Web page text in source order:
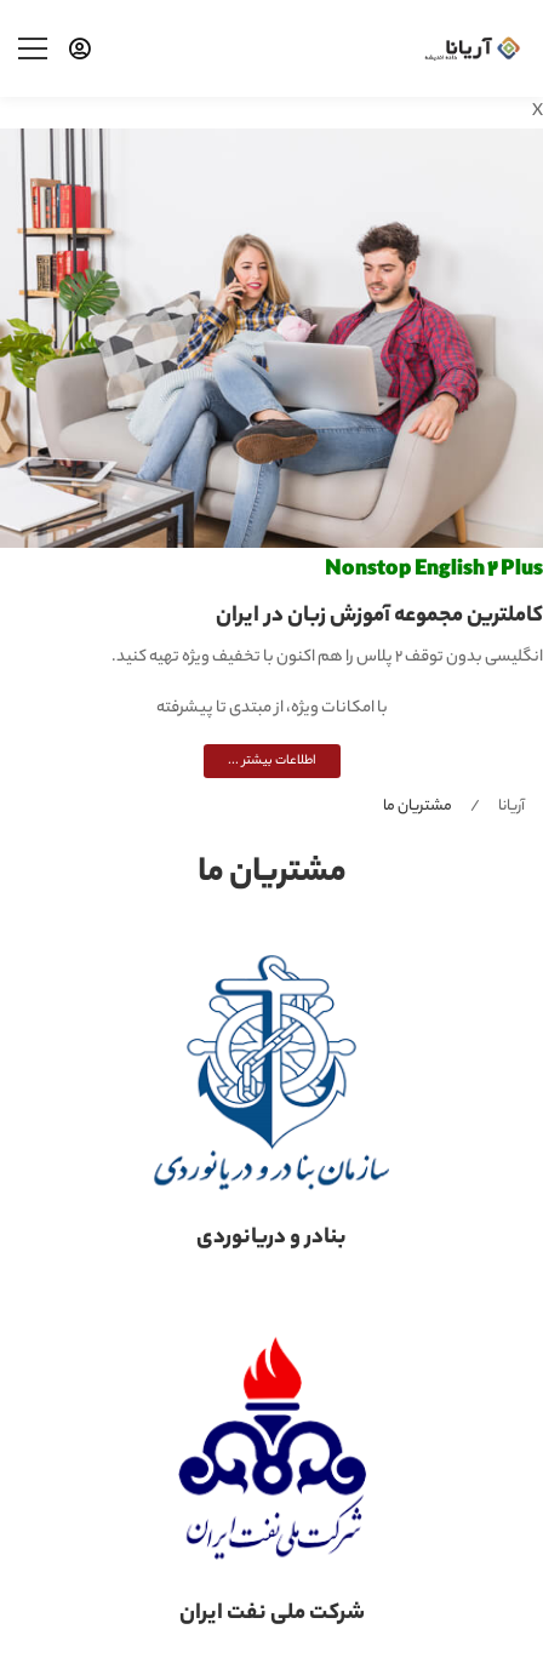
Nonstop English 2
مجموعه آموزش زبان در ایران
توقف 2 پلاس را هم اکنون با تخفیف ویژه تهیه کنید.
با امکانات ویژه، از مبتدی تا پیشرفته
اطلاعات بیشتر ...
مشتریان ما
آریانا مشتریان ما
بنادر و دریانوردی
شرکت ملی نفت ایران